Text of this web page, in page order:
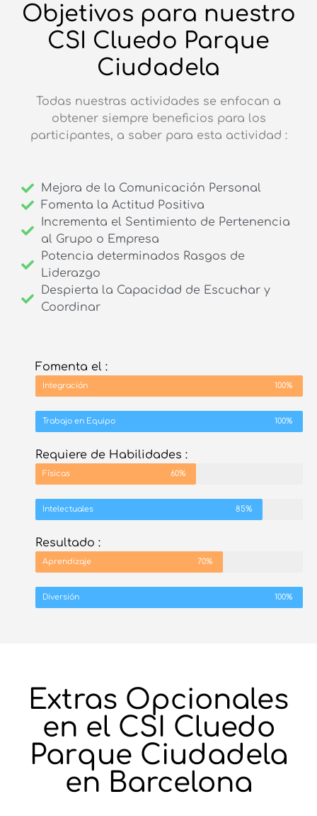
Objetivos para nuestro
CSI Cluedo Parque
Ciudadela
Todas nuestras actividades se enfocan a
obtener siempre beneficios para los
participantes, a saber para esta actividad :
Mejora de la Comunicación Personal
Fomenta la Actitud Positiva
Incrementa el Sentimiento de Pertenencia
al Grupo o Empresa
Potencia determinados Rasgos de
Liderazgo
Despierta la Capacidad de Escuchar y
Coordinar
Fomenta el :
Integración 100%
Trabajo en Equipo 100%
Requiere de Habilidades :
Físicas 60%
Intelectuales 85%
Resultado :
Aprendizaje 70%
Diversión 100%
Extras Opcionales
en el CSI Cluedo
Parque Ciudadela
en Barcelona